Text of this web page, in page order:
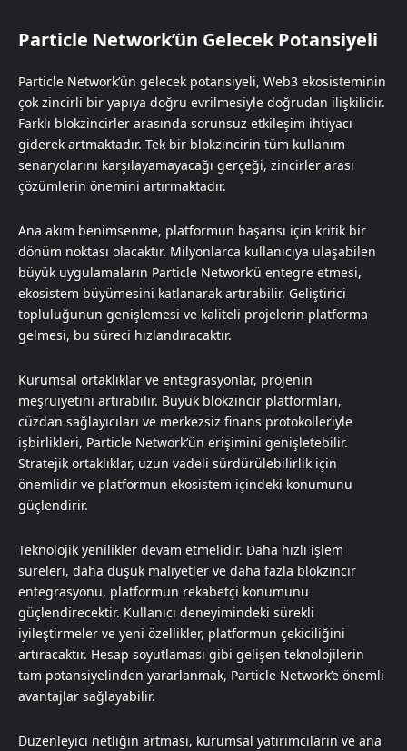
Particle Network’ün Gelecek Potansiyeli
Particle Network’ün gelecek potansiyeli, Web3 ekosisteminin
çok zincirli bir yapıya doğru evrilmesiyle doğrudan ilişkilidir.
Farklı blokzincirler arasında sorunsuz etkileşim ihtiyacı
giderek artmaktadır. Tek bir blokzincirin tüm kullanım
senaryolarını karşılayamayacağı gerçeği, zincirler arası
çözümlerin önemini artırmaktadır.
Ana akım benimsenme, platformun başarısı için kritik bir
dönüm noktası olacaktır. Milyonlarca kullanıcıya ulaşabilen
büyük uygulamaların Particle Network’ü entegre etmesi,
ekosistem büyümesini katlanarak artırabilir. Geliştirici
topluluğunun genişlemesi ve kaliteli projelerin platforma
gelmesi, bu süreci hızlandıracaktır.
Kurumsal ortaklıklar ve entegrasyonlar, projenin
meşruiyetini artırabilir. Büyük blokzincir platformları,
cüzdan sağlayıcıları ve merkezsiz finans protokolleriyle
işbirlikleri, Particle Network’ün erişimini genişletebilir.
Stratejik ortaklıklar, uzun vadeli sürdürülebilirlik için
önemlidir ve platformun ekosistem içindeki konumunu
güçlendirir.
Teknolojik yenilikler devam etmelidir. Daha hızlı işlem
süreleri, daha düşük maliyetler ve daha fazla blokzincir
entegrasyonu, platformun rekabetçi konumunu
güçlendirecektir. Kullanıcı deneyimindeki sürekli
iyileştirmeler ve yeni özellikler, platformun çekiciliğini
artıracaktır. Hesap soyutlaması gibi gelişen teknolojilerin
tam potansiyelinden yararlanmak, Particle Network’e önemli
avantajlar sağlayabilir.
Düzenleyici netliğin artması, kurumsal yatırımcıların ve ana